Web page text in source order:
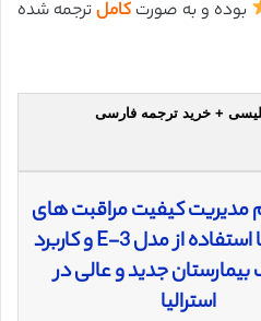
بوده و به صورت کاملترجمه شده
+ خرید ترجمه فارسی
کیفیت مراقبت های
بهداشتی با استفاده از مدل 3-E و کاربرد
بیمارستان جدید و عالی در
استرالیا